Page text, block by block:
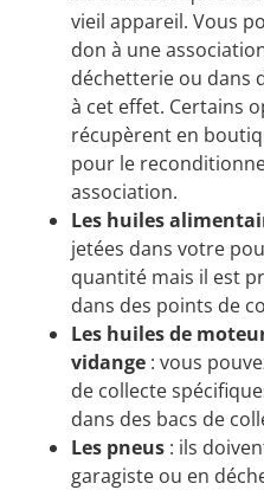
vieil appareil. Vous
don à une
déchetterie ou dans
à cet effet. Certains
récupèrent en
pour le
association.
Les huiles
jetées dans votre
quantité mais il est
dans des points de
Les huiles de
vidange : vous
de collecte
dans des bacs de
Les pneus : ils
garagiste ou en